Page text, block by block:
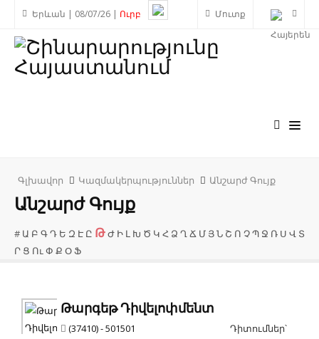
Մուտք
Երևան | 08/07/26 | Ուրբ
Գլխավոր Կազմակերպություններ Անշարժ Գույք
Անշարժ Գույք
# Ա Բ ԳԴ Ե Զ Է Ը ԹԺ Ի Լ Խ Ծ Կ Հ Ձ ՂՃ Մ ՅՆ Շ Ո ՉՊ Ջ Ռ Ս Վ Տ
Ր Ց ՈւՓ Ք ՕՖ
Թարգեթ Դիվելոփմենտ
Դիտումներ՝
(37410) - 501501